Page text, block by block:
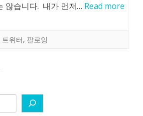
않습니다. 내가 먼저… Read more
트위터, 팔로잉